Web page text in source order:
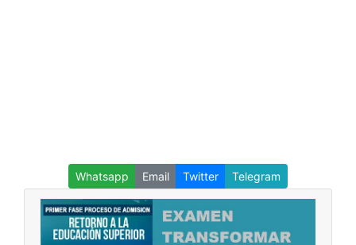
Whatsapp Email Twitter Telegram